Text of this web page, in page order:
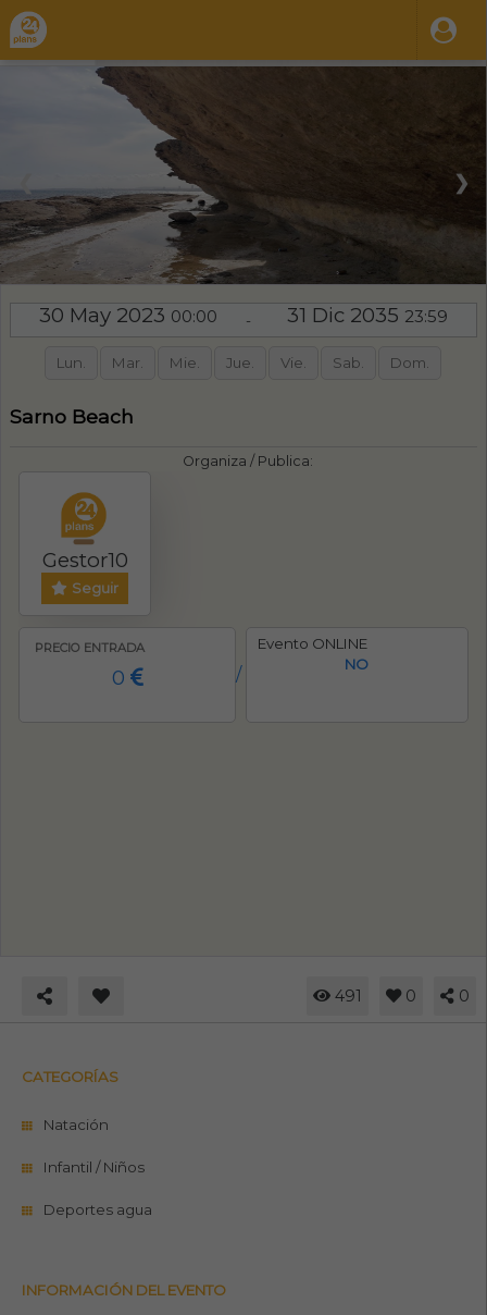
❯
30 May 2023 00:00 - 31 Dic 2035 23:59
Lun. Mar. Mie. Jue. Vie. Sab. Dom.
Sarno Beach
Organiza / Publica:
Gestor10
Seguir
PRECIO ENTRADA
0 /
Evento ONLINE
NO
491 0 0
CATEGORÍAS
Natación
Infantil / Niños
Deportes agua
INFORMACIÓN DEL EVENTO